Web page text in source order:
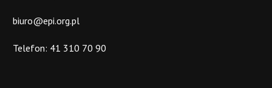
biuro@epi.org.pl
Telefon: 41 310 70 90